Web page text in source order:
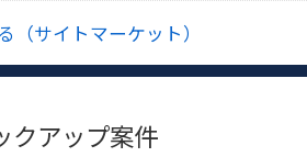
（サイトマーケット）
クアップ案件